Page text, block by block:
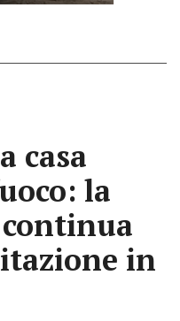
casa
la
in